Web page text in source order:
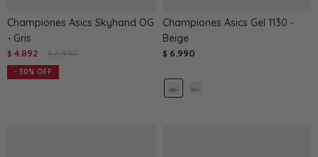
Championes Asics Skyhand OG
- Gris
$ 4.892 $ 6.990
30
Championes Asics Gel 1130 -
Beige
$ 6.990